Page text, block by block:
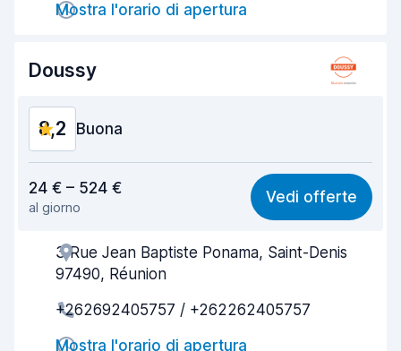
Rapidità della riconsegna
9,4
Mostra l'orario di apertura
Doussy
8,2 Buona
8,2
Facile da trovare 8,2
Gentilezza degli agenti
24 € – 524 €
al giorno
Vedi offerte
3 Rue Jean Baptiste Ponama, Saint-Denis
97490, Réunion
+262692405757 / +262262405757
Mostra l'orario di apertura